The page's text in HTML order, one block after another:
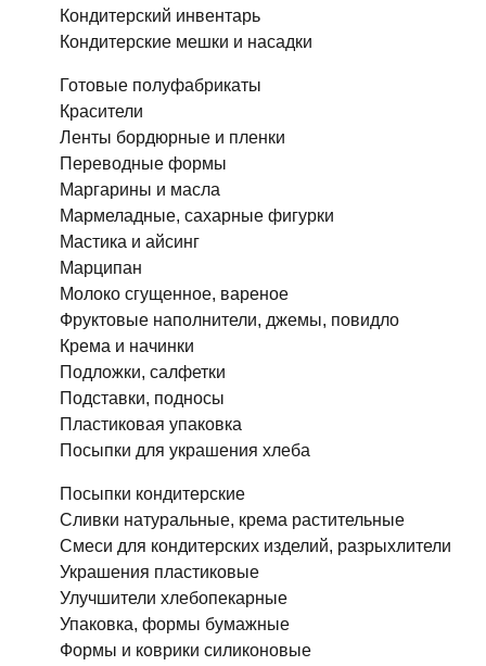
Кондитерский инвентарь
Кондитерские мешки и насадки
Готовые полуфабрикаты
Красители
Ленты бордюрные и пленки
Переводные формы
Маргарины и масла
Мармеладные, сахарные фигурки
Мастика и айсинг
Марципан
Молоко сгущенное, вареное
Фруктовые наполнители, джемы, повидло
Крема и начинки
Подложки, салфетки
Подставки, подносы
Пластиковая упаковка
Посыпки для украшения хлеба
Посыпки кондитерские
Сливки натуральные, крема растительные
Смеси для кондитерских изделий, разрыхлители
Украшения пластиковые
Улучшители хлебопекарные
Упаковка, формы бумажные
Формы и коврики силиконовые